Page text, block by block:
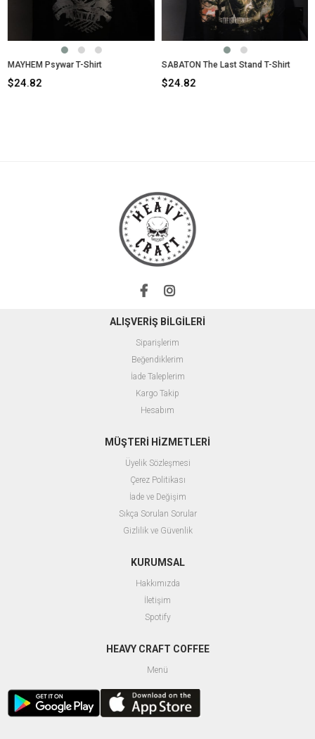
MAYHEM Psywar T-Shirt
$24.82
SABATON The Last Stand T-Shirt
$24.82
ALIŞVERİŞ BİLGİLERİ
Siparişlerim
Beğendiklerim
İade Taleplerim
Kargo Takip
Hesabım
MÜŞTERİ HİZMETLERİ
Üyelik Sözleşmesi
Çerez Politikası
İade ve Değişim
Sıkça Sorulan Sorular
Gizlilik ve Güvenlik
KURUMSAL
Hakkımızda
İletişim
Spotify
HEAVY CRAFT COFFEE
Menü